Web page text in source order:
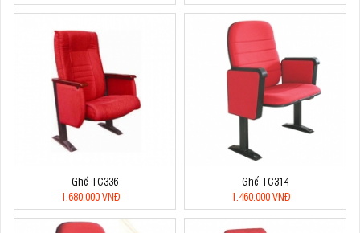
Ghế TC336
1.680.000 VNĐ
Ghế TC314
1.460.000 VNĐ